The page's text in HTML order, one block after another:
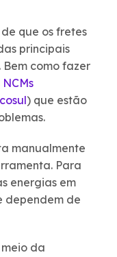
que os fretes
principais
Bem como fazer
NCMs
) que estão
manualmente
Para
energias em
dependem de
da